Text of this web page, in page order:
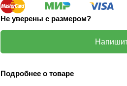
Не уверены с размером?
Подробнее о товаре